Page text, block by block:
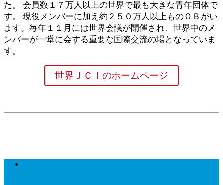
た。 会員数１７万人以上の世界で最も大きな青年団体で
す。 現役メンバーに加え約２５０万人以上ものＯＢがい
ます。毎年１１月には世界会議が開催され、世界中のメ
ンバーが一堂に会する重要な国際交流の場となっていま
す。
世界ＪＣＩのホームページ